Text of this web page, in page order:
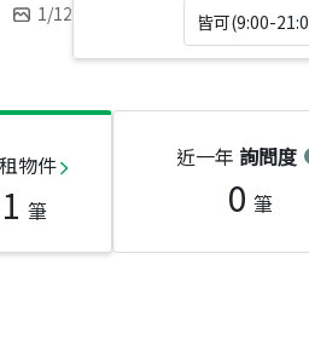
1/12 皆可(9:00-
物件
1 筆
近一年 詢問度
0 筆